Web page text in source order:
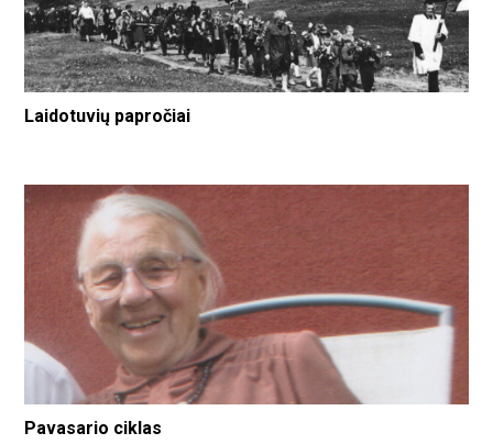
Laidotuvių papročiai
Pavasario ciklas